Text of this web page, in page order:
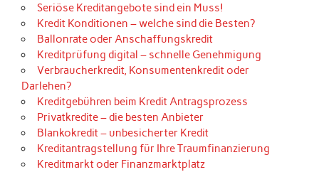
Seriöse Kreditangebote sind ein Muss!
Kredit Konditionen – welche sind die Besten?
Ballonrate oder Anschaffungskredit
Kreditprüfung digital – schnelle Genehmigung
Verbraucherkredit, Konsumentenkredit oder
Darlehen?
Kreditgebühren beim Kredit Antragsprozess
Privatkredite – die besten Anbieter
Blankokredit – unbesicherter Kredit
Kreditantragstellung für Ihre Traumfinanzierung
Kreditmarkt oder Finanzmarktplatz